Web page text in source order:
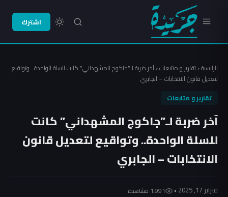
اشترك
الرئيسية‹تقارير و متابعات‹آخر ضربة لـ”جاكوج المشهداني” كانت للسلة الواحدة.. وتواقيع
لتعديل قانون الانتخابات – الجابري
تقارير و متابعات
آخر ضربة لـ”جاكوج المشهداني” كانت
للسلة الواحدة.. وتواقيع لتعديل قانون
الانتخابات – الجابري
فبراير 17, 2025 • 1٬991 مشاهدة